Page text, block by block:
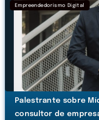
Empreendedorismo Digital
Palestrante sobre
consultor de